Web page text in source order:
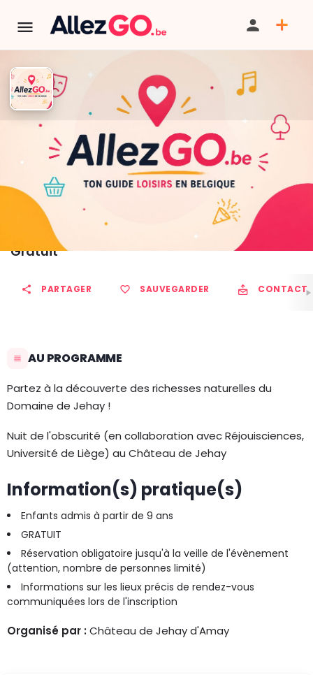
Nature (extra)ordinaire - Nuit
de l'obscurité
TÉLÉPHONE
Gratuit
PARTAGER SAUVEGARDER CONTACT
AU PROGRAMME
Partez à la découverte des richesses naturelles du
Domaine de Jehay !
Nuit de l'obscurité (en collaboration avec Réjouisciences,
Université de Liège) au Château de Jehay
Information(s) pratique(s)
Enfants admis à partir de 9 ans
GRATUIT
Réservation obligatoire jusqu'à la veille de l'évènement
(attention, nombre de personnes limité)
Informations sur les lieux précis de rendez-vous
communiquées lors de l'inscription
Organisé par :Château de Jehay d'Amay